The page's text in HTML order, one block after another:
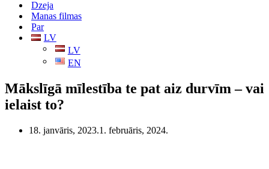
Dzeja
Manas filmas
Par
LV
LV
EN
Mākslīgā mīlestība te pat aiz durvīm – vai
ielaist to?
18. janvāris, 2023.1. februāris, 2024.